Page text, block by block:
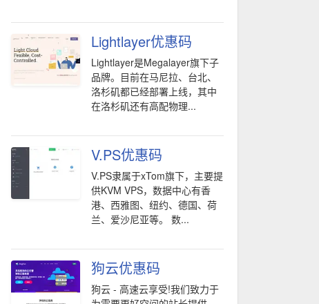
Lightlayer优惠码
Lightlayer是Megalayer旗下子
品牌。目前在马尼拉、台北、
洛杉矶都已经部署上线，其中
在洛杉矶还有高配物理...
V.PS优惠码
V.PS隶属于xTom旗下，主要提
供KVM VPS，数据中心有香
港、西雅图、纽约、德国、荷
兰、爱沙尼亚等。 数...
狗云优惠码
狗云 - 高速云享受!我们致力于